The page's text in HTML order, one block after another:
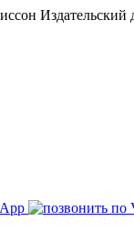
Издательский